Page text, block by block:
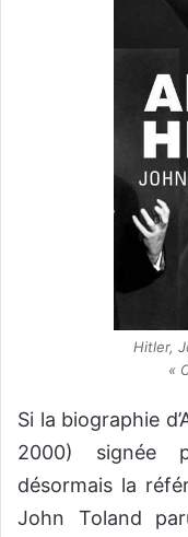
Hitler,
«
Si la biographie
2000) signée
désormais la
John Toland